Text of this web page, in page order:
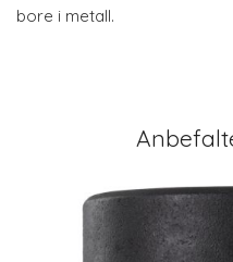
bore i metall.